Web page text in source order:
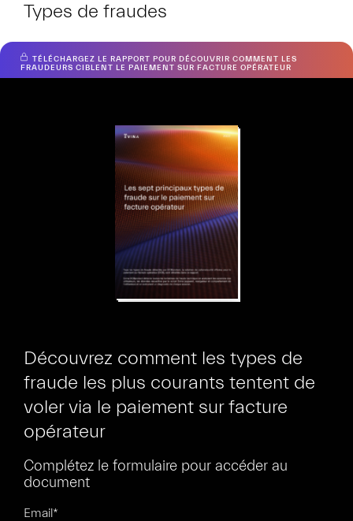
Types de fraudes
Hiooh
TÉLÉCHARGEZ LE RAPPORT POUR DÉCOUVRIR COMMENT LES
FRAUDEURS CIBLENT LE PAIEMENT SUR FACTURE OPÉRATEUR
Découvrez comment les types de
fraude les plus courants tentent de
voler via le paiement sur facture
opérateur
Complétez le formulaire pour accéder au
document
Email*